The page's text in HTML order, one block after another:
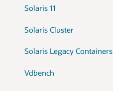
Solaris 11
Solaris Cluster
Solaris Legacy Containers
Vdbench